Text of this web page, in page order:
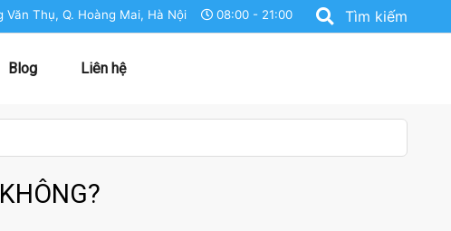
Thụ, Q. Hoàng Mai, Hà Nội 08:00 - 21:00 Tìm kiếm
Blog Liên hệ